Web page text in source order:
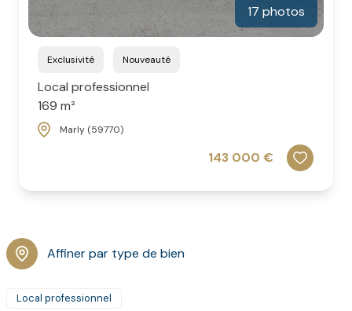
17 photos
Exclusivité Nouveauté
Local professionnel
169 m²
Marly (59770)
143 000 €
Affiner par type de bien
Local professionnel